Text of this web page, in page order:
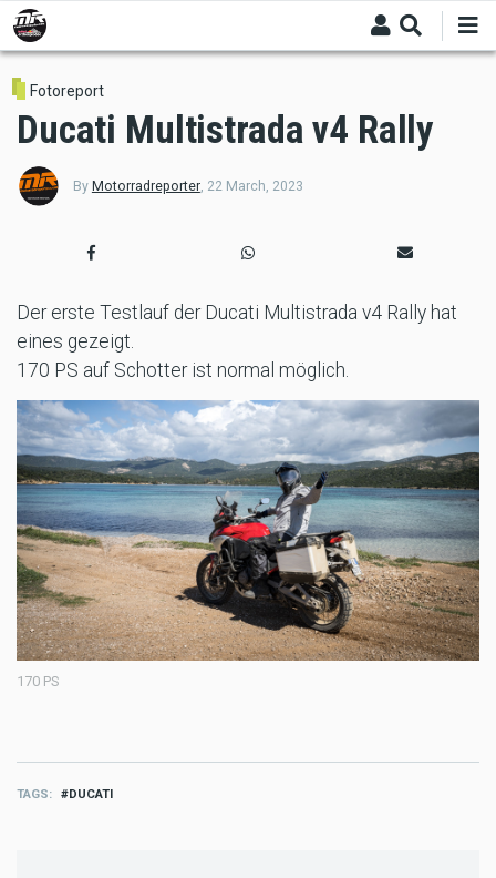
Skip
to
main
content
Fotoreport
Ducati Multistrada v4 Rally
By Motorradreporter, 22 March, 2023
Der erste Testlauf der Ducati Multistrada v4 Rally hat
eines gezeigt.
170 PS auf Schotter ist normal möglich.
170 PS
TAGS DUCATI